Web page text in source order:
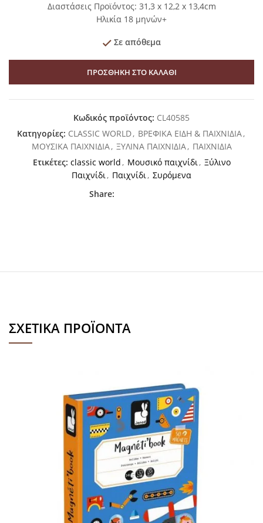
Διαστάσεις Προϊόντος: 31,3 x 12,2 x 13,4cm
Ηλικία 18 μηνών+
Σε απόθεμα
ΠΡΟΣΘΉΚΗ ΣΤΟ ΚΑΛΆΘΙ
Κωδικός προϊόντος: CL40585
Κατηγορίες: CLASSIC WORLD, ΒΡΕΦΙΚΑ ΕΙΔΗ & ΠΑΙΧΝΙΔΙΑ,
ΜΟΥΣΙΚΑ ΠΑΙΧΝΙΔΙΑ, ΞΥΛΙΝΑ ΠΑΙΧΝΙΔΙΑ, ΠΑΙΧΝΙΔΙΑ
Ετικέτες: classic world , Μουσικό παιχνίδι , Ξύλινο
Παιχνίδι , Παιχνίδι , Συρόμενα
Share:
ΣΧΕΤΙΚΆ ΠΡΟΪΌΝΤΑ